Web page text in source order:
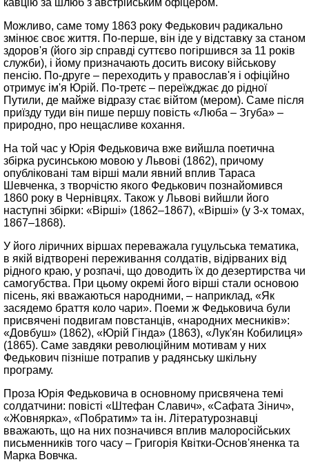
кавцію за шлюб з австрійським офіцером.
Можливо, саме тому 1863 року Федькович радикально
змінює своє життя. По-перше, він іде у відставку за станом
здоров'я (його зір справді суттєво погіршився за 11 років
служби), і йому призначають досить високу військову
пенсію. По-друге – переходить у православ'я і офіційно
отримує ім'я Юрій. По-третє – переїжджає до рідної
Путили, де майже відразу стає війтом (мером). Саме після
приїзду туди він пише першу повість «Люба – Згуба» –
природно, про нещасливе кохання.
На той час у Юрія Федьковича вже вийшла поетична
збірка русинською мовою у Львові (1862), причому
опубліковані там вірші мали явний вплив Тараса
Шевченка, з творчістю якого Федькович познайомився
1860 року в Чернівцях. Також у Львові вийшли його
наступні збірки: «Вірші» (1862–1867), «Вірші» (у 3-х томах,
1867–1868).
У його ліричних віршах переважала гуцульська тематика,
в якій відтворені переживання солдатів, відірваних від
рідного краю, у розпачі, що доводить їх до дезертирства чи
самогубства. При цьому окремі його вірші стали основою
пісень, які вважаються народними, – наприклад, «Як
засядемо браття коло чари». Поеми ж Федьковича були
присвячені подвигам повстанців, «народних месників»:
«Довбуш» (1862), «Юрій Гінда» (1863), «Лук'ян Кобилиця»
(1865). Саме завдяки революційним мотивам у них
Федькович пізніше потрапив у радянську шкільну
програму.
Проза Юрія Федьковича в основному присвячена темі
солдатчини: повісті «Штефан Славич», «Сафата Зінич»,
«Жовнярка», «Побратим» та ін. Літературознавці
вважають, що на них позначився вплив малоросійських
письменників того часу – Григорія Квітки-Основ'яненка та
Марка Вовчка.